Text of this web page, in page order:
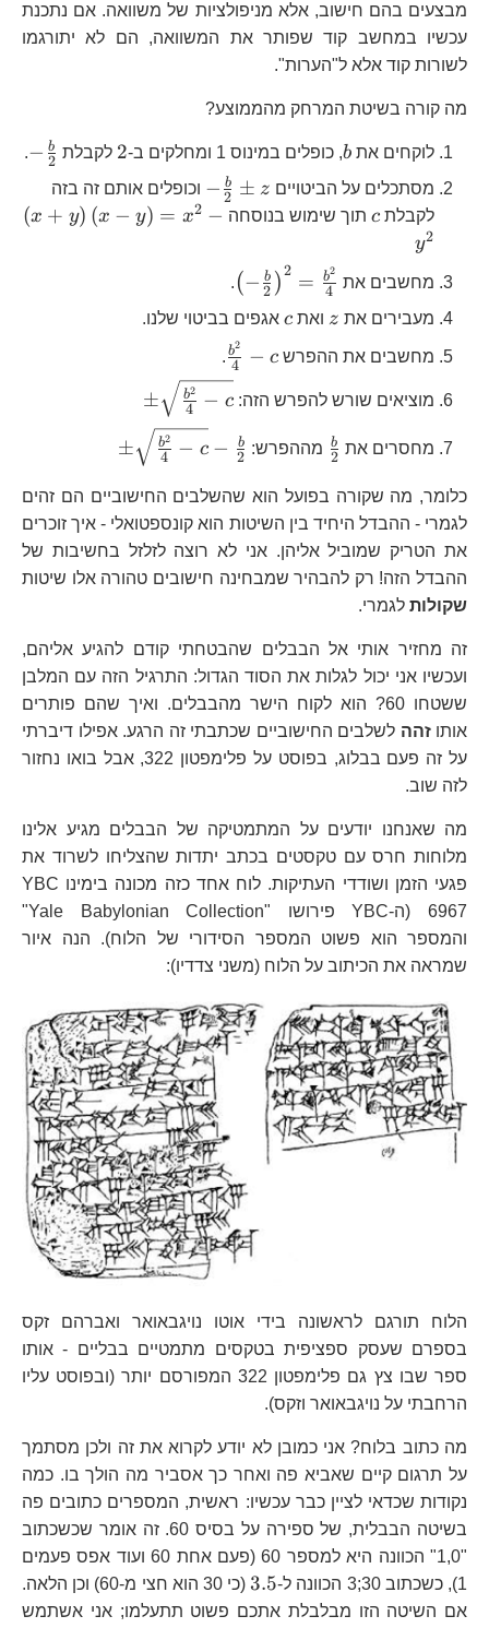
מבצעים בהם חישוב, אלא מניפולציות של משוואה. אם נתכנת
עכשיו במחשב קוד שפותר את המשוואה, הם לא יתורגמו
לשורות קוד אלא ל"הערות".
מה קורה בשיטת המרחק מהממוצע?
לוקחים את b b, כופלים במינוס 1 ומחלקים ב-2
2 לקבלת − 2
b
.
מסתכלים על הביטויים
-
\frac{b}
z
− 2
b ± z
וכופלים אותם זה בזה
לקבלת
c c תוך שימוש בנוסחה (x + y) (x − y) = x2 −
y2
מחשבים את
\left(-
(− 2
b )
2 = 4
b2
.
מעבירים את z ואת c cאגפים בביטוי שלנו.
מחשבים את ההפרש
\frac{b^{2}}
4
b2 − c
.
מוציאים שורש להפרש הזה: ± 4
b2 − c
מחסרים את
\frac{b}
2
b מההפרש: ± 4
b2 − c − 2
b
כלומר, מה שקורה בפועל הוא שהשלבים החישוביים הם זהים
לגמרי - ההבדל היחיד בין השיטות הוא קונספטואלי - איך זוכרים
את הטריק שמוביל אליהן. אני לא רוצה לזלזל בחשיבות של
ההבדל הזה! רק להבהיר שמבחינה חישובים טהורה אלו שיטות
שקולות לגמרי.
זה מחזיר אותי אל הבבלים שהבטחתי קודם להגיע אליהם,
ועכשיו אני יכול לגלות את הסוד הגדול: התרגיל הזה עם המלבן
ששטחו 60? הוא לקוח הישר מהבבלים. ואיך שהם פותרים
אותוזהה לשלבים החישוביים שכתבתי זה הרגע. אפילו דיברתי
על זה פעם בבלוג, בפוסט על פלימפטון 322, אבל בואו נחזור
לזה שוב.
מה שאנחנו יודעים על המתמטיקה של הבבלים מגיע אלינו
מלוחות חרס עם טקסטים בכתב יתדות שהצליחו לשרוד את
פגעי הזמן ושודדי העתיקות. לוח אחד כזה מכונה בימינו YBC
6967 (ה-YBC פירושו "Yale Babylonian Collection"
והמספר הוא פשוט המספר הסידורי של הלוח). הנה איור
שמראה את הכיתוב על הלוח (משני צדדיו):
הלוח תורגם לראשונה בידי אוטו נויגבאואר ואברהם זקס
בספרם שעסק ספציפית בטקסים מתמטיים בבליים - אותו
ספר שבו צץ גם פלימפטון 322 המפורסם יותר (ובפוסט עליו
הרחבתי על נויגבאואר וזקס).
מה כתוב בלוח? אני כמובן לא יודע לקרוא את זה ולכן מסתמך
על תרגום קיים שאביא פה ואחר כך אסביר מה הולך בו. כמה
נקודות שכדאי לציין כבר עכשיו: ראשית, המספרים כתובים פה
בשיטה הבבלית, של ספירה על בסיס 60. זה אומר שכשכתוב
"1,0" הכוונה היא למספר 60 (פעם אחת 60 ועוד אפס פעמים
1), כשכתוב 30;3 הכוונה ל-
3.53.5
(כי 30 הוא חצי מ-60) וכן הלאה.
אם השיטה הזו מבלבלת אתכם פשוט תתעלמו; אני אשתמש